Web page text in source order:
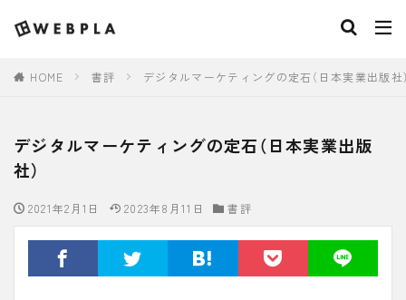
HOME 書評 デジタルマーケティングの定石（日本実業出版社
デジタルマーケティングの定石（日本実業出版
社）
2021年2月1日 2023年8月11日 書評